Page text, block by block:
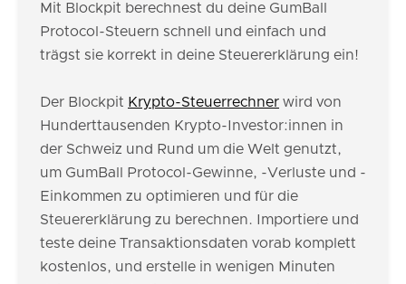
Mit Blockpit berechnest du deine GumBall
Protocol-Steuern schnell und einfach und
trägst sie korrekt in deine Steuererklärung ein!
Der Blockpit Krypto-Steuerrechner wird von
Hunderttausenden Krypto-Investor:innen in
der Schweiz und Rund um die Welt genutzt,
um GumBall Protocol-Gewinne, -Verluste und -
Einkommen zu optimieren und für die
Steuererklärung zu berechnen. Importiere und
teste deine Transaktionsdaten vorab komplett
kostenlos, und erstelle in wenigen Minuten